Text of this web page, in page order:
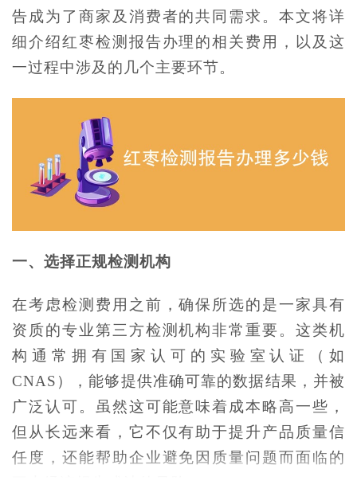
告成为了商家及消费者的共同需求。本文将详
细介绍红枣检测报告办理的相关费用，以及这
一过程中涉及的几个主要环节。
一、选择正规检测机构
在考虑检测费用之前，确保所选的是一家具有
资质的专业第三方检测机构非常重要。这类机
构通常拥有国家认可的实验室认证（如
CNAS），能够提供准确可靠的数据结果，并被
广泛认可。虽然这可能意味着成本略高一些，
但从长远来看，它不仅有助于提升产品质量信
任度，还能帮助企业避免因质量问题而面临的